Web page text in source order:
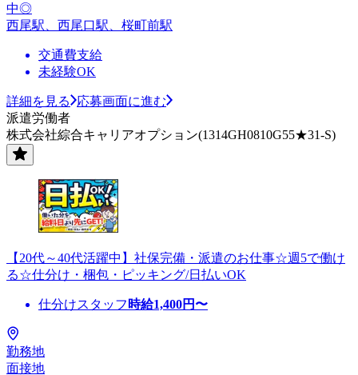
中◎
西尾駅、西尾口駅、桜町前駅
交通費支給
未経験OK
詳細を見る
応募画面に進む
派遣労働者
株式会社綜合キャリアオプション(1314GH0810G55★31-S)
【20代～40代活躍中】社保完備・派遣のお仕事☆週5で働け
る☆仕分け・梱包・ピッキング/日払いOK
仕分けスタッフ 時給1,400円〜
勤務地
面接地